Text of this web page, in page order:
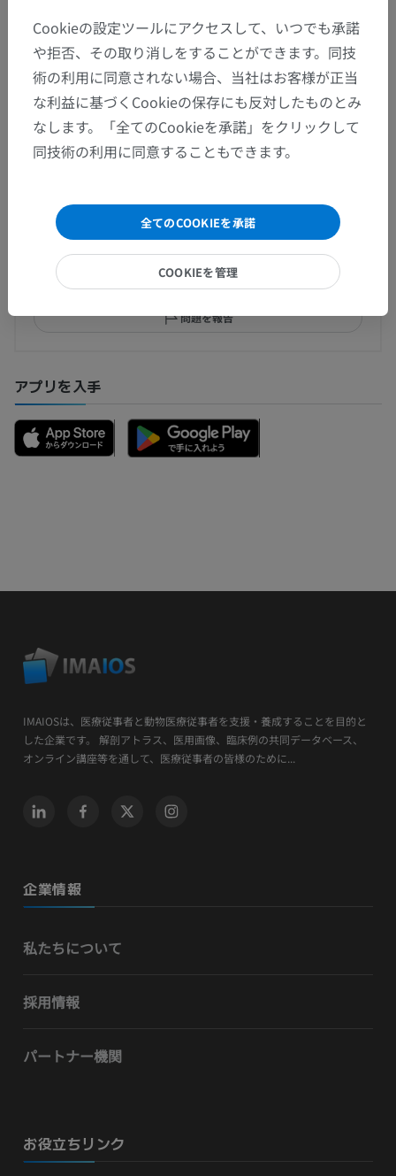
人体神経解剖学
翻訳
間違いを発見しましたか？
修正や翻訳、内容の改善の提案がありましたらどう
ぞお知らせください。
問題を報告
アプリを入手
IMAIOSは、医療従事者と動物医療従事者を支援・養成することを目的と
した企業です。 解剖アトラス、医用画像、臨床例の共同データベース、
オンライン講座等を通して、医療従事者の皆様のために...
企業情報
私たちについて
採用情報
パートナー機関
お役立ちリンク
Cookieの設定ツールにアクセスして、いつでも承諾
や拒否、その取り消しをすることができます。同技
術の利用に同意されない場合、当社はお客様が正当
な利益に基づくCookieの保存にも反対したものとみ
なします。「全てのCookieを承諾」をクリックして
同技術の利用に同意することもできます。
全てのCOOKIEを承諾
COOKIEを管理